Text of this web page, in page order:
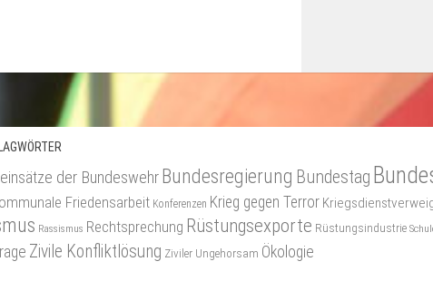
der Bundeswehr Bundesregierung Bundestag
Friedensarbeit Konferenzen Krieg gegen Terror
Rassismus Rechtsprechung Rüstungsexporte Rüstungsindustrie
Zivile Konfliktlösung Ziviler Ungehorsam Ökologie